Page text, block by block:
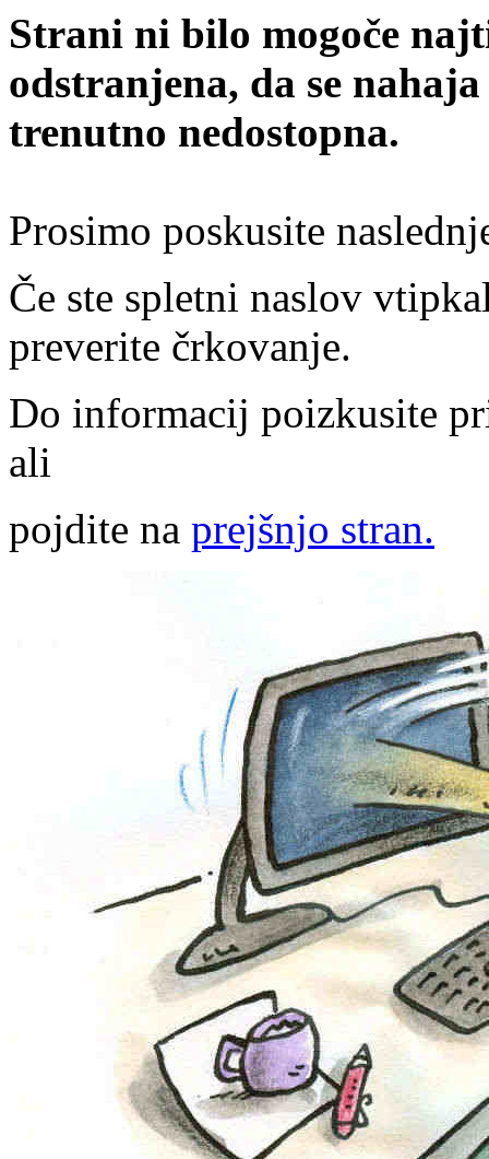
Strani ni bilo mogoče
odstranjena, da se
trenutno nedostopna.
Prosimo poskusite
Če ste spletni naslov
preverite črkovanje.
Do informacij poizkusite
ali
pojdite na prejšnjo stran.